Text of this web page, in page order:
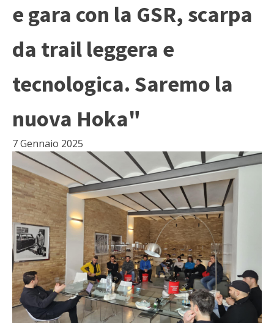
e gara con la GSR, scarpa
da trail leggera e
tecnologica. Saremo la
nuova Hoka"
7 Gennaio 2025